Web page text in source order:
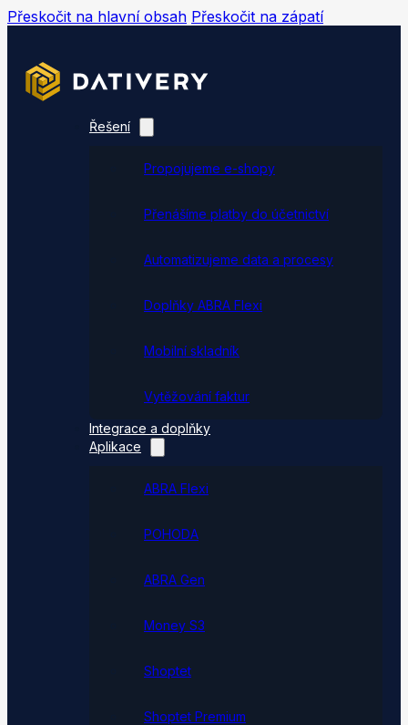
Přeskočit na hlavní obsah Přeskočit na zápatí
Řešení
Propojujeme e-shopy
Přenášíme platby do účetnictví
Automatizujeme data a procesy
Doplňky ABRA Flexi
Mobilní skladník
Vytěžování faktur
Integrace a doplňky
Aplikace
ABRA Flexi
POHODA
ABRA Gen
Money S3
Shoptet
Shoptet Premium